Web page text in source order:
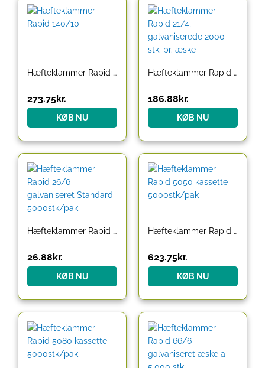
Hæfteklammer Rapid 140/10
273.75kr.
KØB NU
Hæfteklammer Rapid 21/4, galvaniserede 2000 stk. pr. æske
186.88kr.
KØB NU
Hæfteklammer Rapid 26/6 galvaniseret Standard 5000stk/pak
26.88kr.
KØB NU
Hæfteklammer Rapid 5050 kassette 5000stk/pak
623.75kr.
KØB NU